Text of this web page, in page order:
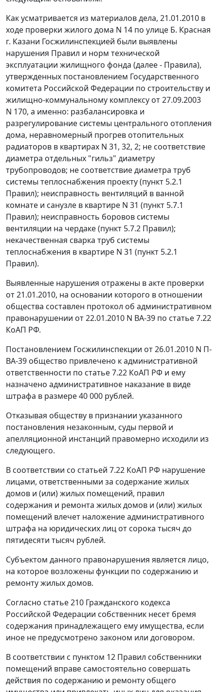
Как усматривается из материалов дела, 21.01.2010 в
ходе проверки жилого дома N 14 по улице Б. Красная
г. Казани Госжилинспекцией были выявлены
нарушения Правил и норм технической
эксплуатации жилищного фонда (далее - Правила),
утвержденных постановлением Государственного
комитета Российской Федерации по строительству и
жилищно-коммунальному комплексу от 27.09.2003
N 170, а именно: разбалансировка и
разрегулирование системы центрального отопления
дома, неравномерный прогрев отопительных
радиаторов в квартирах N 31, 32, 2; не соответствие
диаметра отдельных "гильз" диаметру
трубопроводов; не соответствие диаметра труб
системы теплоснабжения проекту (пункт 5.2.1
Правил); неисправность вентиляций в ванной
комнате и санузле в квартире N 31 (пункт 5.7.1
Правил); неисправность боровов системы
вентиляции на чердаке (пункт 5.7.2 Правил);
некачественная сварка труб системы
теплоснабжения в квартире N 31 (пункт 5.2.1
Правил).
Выявленные нарушения отражены в акте проверки
от 21.01.2010, на основании которого в отношении
общества составлен протокол об административном
правонарушении от 22.01.2010 N ВА-39 по статье 7.22
КоАП РФ.
Постановлением Госжилинспекции от 26.01.2010 N П-
ВА-39 общество привлечено к административной
ответственности по статье 7.22 КоАП РФ и ему
назначено административное наказание в виде
штрафа в размере 40 000 рублей.
Отказывая обществу в признании указанного
постановления незаконным, суды первой и
апелляционной инстанций правомерно исходили из
следующего.
В соответствии со статьей 7.22 КоАП РФ нарушение
лицами, ответственными за содержание жилых
домов и (или) жилых помещений, правил
содержания и ремонта жилых домов и (или) жилых
помещений влечет наложение административного
штрафа на юридических лиц от сорока тысяч до
пятидесяти тысяч рублей.
Субъектом данного правонарушения является лицо,
на которое возложены функции по содержанию и
ремонту жилых домов.
Согласно статье 210 Гражданского кодекса
Российской Федерации собственник несет бремя
содержания принадлежащего ему имущества, если
иное не предусмотрено законом или договором.
В соответствии с пунктом 12 Правил собственники
помещений вправе самостоятельно совершать
действия по содержанию и ремонту общего